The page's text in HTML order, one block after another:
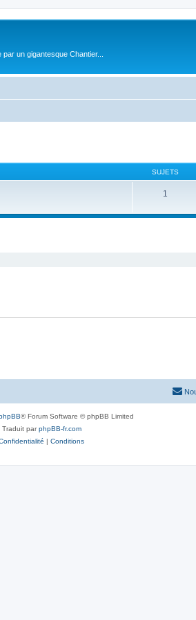
un gigantesque Chantier...
SUJETS
1
® Forum Software © phpBB Limited
Traduit parphpBB-fr.com
| Conditions